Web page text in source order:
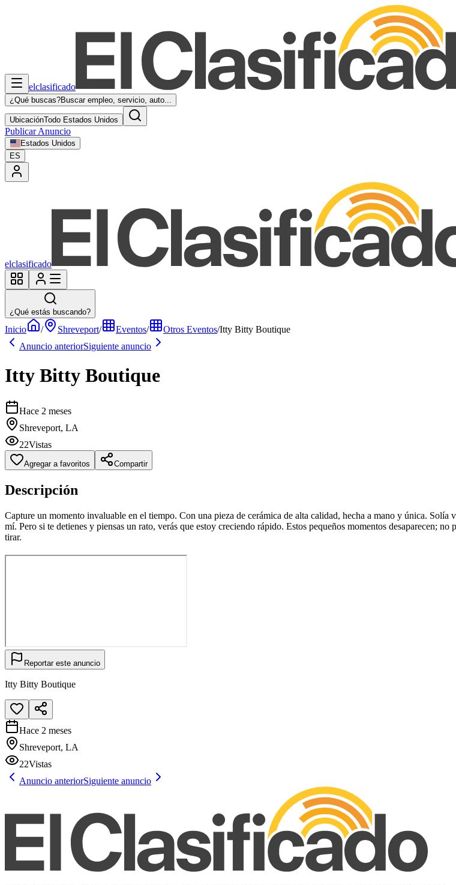
elclasificado
¿Qué buscas?Buscar empleo, servicio, auto...
UbicaciónTodo Estados Unidos
Publicar Anuncio
Estados Unidos
ES
elclasificado
¿Qué estás buscando?
Inicio / Shreveport/ Eventos/ Otros Eventos/Itty Bitty Boutique
Anuncio anteriorSiguiente anuncio
Itty Bitty Boutique
Hace 2 meses
Shreveport, LA
22Vistas
Agregar a favoritos Compartir
Descripción
Capture un momento invaluable en el tiempo. Con una pieza de cerámica de alta calidad, hecha a mano y única. Solía
mí. Pero si te detienes y piensas un rato, verás que estoy creciendo rápido. Estos pequeños momentos desaparecen;
tirar.
Reportar este anuncio
Itty Bitty Boutique
Hace 2 meses
Shreveport, LA
22Vistas
Anuncio anteriorSiguiente anuncio